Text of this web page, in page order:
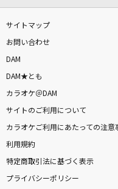
サイトマップ
お問い合わせ
DAM
DAM★とも
カラオケ＠DAM
サイトのご利用について
カラオケご利用にあたっての注意
利用規約
特定商取引法に基づく表示
プライバシーポリシー